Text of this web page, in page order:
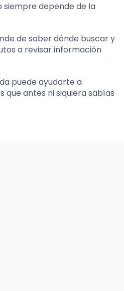
siempre depende de la
de saber dónde buscar y
a revisar información
puede ayudarte a
que antes ni siquiera sabías